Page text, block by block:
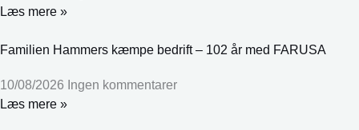
Læs mere »
Familien Hammers kæmpe bedrift – 102 år med FARUSA
10/08/2026 Ingen kommentarer
Læs mere »